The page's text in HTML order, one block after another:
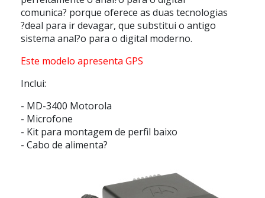
comunica? porque oferece as duas tecnologias
?deal para ir devagar, que substitui o antigo
sistema anal?o para o digital moderno.
Este modelo apresenta GPS
Inclui:
- MD-3400 Motorola
- Microfone
- Kit para montagem de perfil baixo
- Cabo de alimenta?